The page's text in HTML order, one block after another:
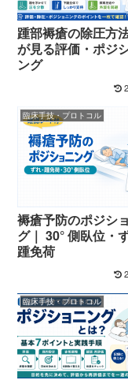
踵部褥瘡の除圧方
が見る評価・ポジ
ング
臨床手技・プロトコル
褥瘡予防のポジシ
グ｜ 30° 側臥位・
踵免荷
臨床手技・プロトコル